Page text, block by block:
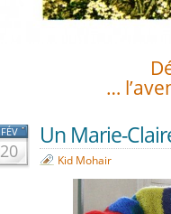
…
FÉV
20
Un Marie-
Kid Mohair